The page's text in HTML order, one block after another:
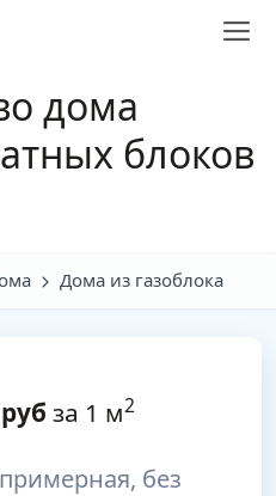
дома
блоков
Дома из газоблока
руб за 1 м2
без